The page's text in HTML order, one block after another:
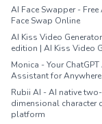
AI Face Swapper - Free
Face Swap Online
AI Kiss Video
edition | AI Kiss Video
Monica - Your ChatGPT
Assistant for Anywhere
Rubii AI - AI native two-
dimensional character
platform